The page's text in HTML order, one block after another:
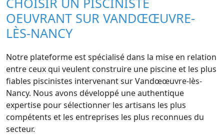
OEUVRANT SUR VANDŒŒUVRE-
LÈS-NANCY
Notre plateforme est spécialisé dans la mise en relation
entre ceux qui veulent construire une piscine et les plus
fiables piscinistes intervenant sur Vandœœuvre-lès-
Nancy. Nous avons développé une authentique
expertise pour sélectionner les artisans les plus
compétents et les entreprises les plus reconnues du
secteur.